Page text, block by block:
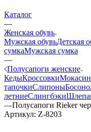
Каталог
—
Женская обувь
Мужская обувьДетская
сумкаМужская сумка
—
Полусапоги женские
КедыКроссовки
тапочкиСлипоны
летниеСлингбэки
—Полусапоги Rieker
Артикул: Z-8203